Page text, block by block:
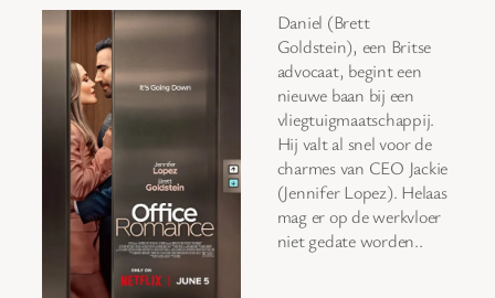
Daniel (Brett
Goldstein), een Britse
advocaat, begint een
nieuwe baan bij een
vliegtuigmaatschappij.
Hij valt al snel voor de
charmes van CEO Jackie
(Jennifer Lopez). Helaas
mag er op de werkvloer
niet gedate worden..